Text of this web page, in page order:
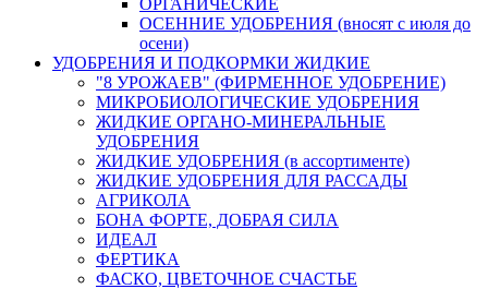
ОРГАНИЧЕСКИЕ
ОСЕННИЕ УДОБРЕНИЯ (вносят с июля до
осени)
УДОБРЕНИЯ И ПОДКОРМКИ ЖИДКИЕ
"8 УРОЖАЕВ" (ФИРМЕННОЕ УДОБРЕНИЕ)
МИКРОБИОЛОГИЧЕСКИЕ УДОБРЕНИЯ
ЖИДКИЕ ОРГАНО-МИНЕРАЛЬНЫЕ
УДОБРЕНИЯ
ЖИДКИЕ УДОБРЕНИЯ (в ассортименте)
ЖИДКИЕ УДОБРЕНИЯ ДЛЯ РАССАДЫ
АГРИКОЛА
БОНА ФОРТЕ, ДОБРАЯ СИЛА
ИДЕАЛ
ФЕРТИКА
ФАСКО, ЦВЕТОЧНОЕ СЧАСТЬЕ